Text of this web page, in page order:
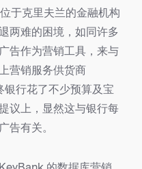
于克里夫兰的金融机构
两难的困境，如同许多
告作为营销工具，来与
营销服务供货商
银行花了不少预算及宝
议上，显然这与银行每
告有关。